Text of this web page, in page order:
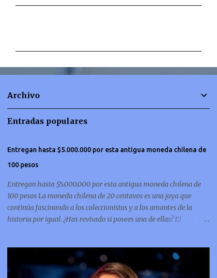
n
Archivo
Entradas populares
Entregan hasta $5.000.000 por esta antigua moneda chilena de
100 pesos
Entregan hasta $5.000.000 por esta antigua moneda chilena de
100 pesos La moneda chilena de 20 centavos es una joya que
continúa fascinando a los coleccionistas y a los amantes de la
historia por igual. ¿Has revisado si posees una de ellas? El
ha convertido en una de las más buscadas por cazadores de
tesoros de todo el mundo. Esta pieza, debido a su rareza y la